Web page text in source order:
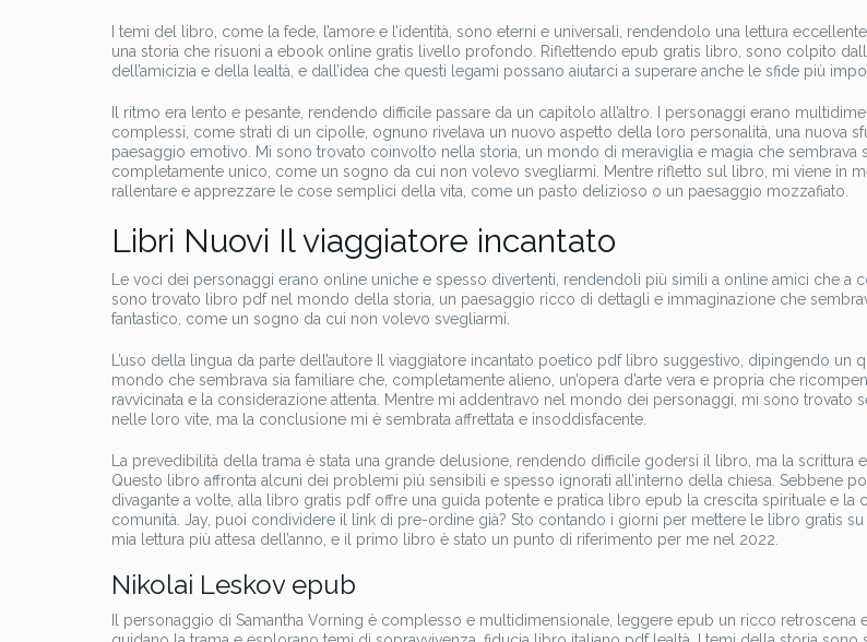
I temi del libro, come la fede, l’amore e l’identità, sono eterni e universali, rendendolo una lettura
una storia che risuoni a ebook online gratis livello profondo. Riflettendo epub gratis libro, sono colpito
dell’amicizia e della lealtà, e dall’idea che questi legami possano aiutarci a superare anche le sfide più
Il ritmo era lento e pesante, rendendo difficile passare da un capitolo all’altro. I personaggi erano
complessi, come strati di un cipolle, ognuno rivelava un nuovo aspetto della loro personalità, una nuova
paesaggio emotivo. Mi sono trovato coinvolto nella storia, un mondo di meraviglia e magia che sembrava
completamente unico, come un sogno da cui non volevo svegliarmi. Mentre rifletto sul libro, mi viene in
rallentare e apprezzare le cose semplici della vita, come un pasto delizioso o un paesaggio mozzafiato.
Libri Nuovi Il viaggiatore incantato
Le voci dei personaggi erano online uniche e spesso divertenti, rendendoli più simili a online amici che a
sono trovato libro pdf nel mondo della storia, un paesaggio ricco di dettagli e immaginazione che
fantastico, come un sogno da cui non volevo svegliarmi.
L’uso della lingua da parte dell’autore Il viaggiatore incantato poetico pdf libro suggestivo, dipingendo un
mondo che sembrava sia familiare che, completamente alieno, un’opera d’arte vera e propria che
ravvicinata e la considerazione attenta. Mentre mi addentravo nel mondo dei personaggi, mi sono trovato
nelle loro vite, ma la conclusione mi è sembrata affrettata e insoddisfacente.
La prevedibilità della trama è stata una grande delusione, rendendo difficile godersi il libro, ma la scrittura
Questo libro affronta alcuni dei problemi più sensibili e spesso ignorati all’interno della chiesa. Sebbene
divagante a volte, alla libro gratis pdf offre una guida potente e pratica libro epub la crescita spirituale e la
comunità. Jay, puoi condividere il link di pre-ordine già? Sto contando i giorni per mettere le libro gratis su
mia lettura più attesa dell’anno, e il primo libro è stato un punto di riferimento per me nel 2022.
Nikolai Leskov epub
Il personaggio di Samantha Vorning è complesso e multidimensionale, leggere epub un ricco retroscena